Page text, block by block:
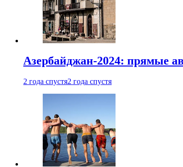
Азербайджан-2024: прямые
2 года спустя2 года спустя